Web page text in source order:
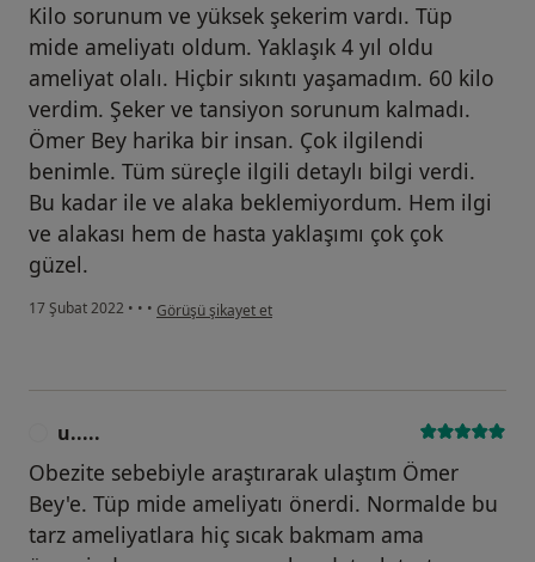
Kilo sorunum ve yüksek şekerim vardı. Tüp
mide ameliyatı oldum. Yaklaşık 4 yıl oldu
ameliyat olalı. Hiçbir sıkıntı yaşamadım. 60 kilo
verdim. Şeker ve tansiyon sorunum kalmadı.
Ömer Bey harika bir insan. Çok ilgilendi
benimle. Tüm süreçle ilgili detaylı bilgi verdi.
Bu kadar ile ve alaka beklemiyordum. Hem ilgi
ve alakası hem de hasta yaklaşımı çok çok
güzel.
17 Şubat 2022 • • • kullanıcının görüşüne göre ö.....
Görüşü şikayet et
u.....
Obezite sebebiyle araştırarak ulaştım Ömer
Bey'e. Tüp mide ameliyatı önerdi. Normalde bu
tarz ameliyatlara hiç sıcak bakmam ama